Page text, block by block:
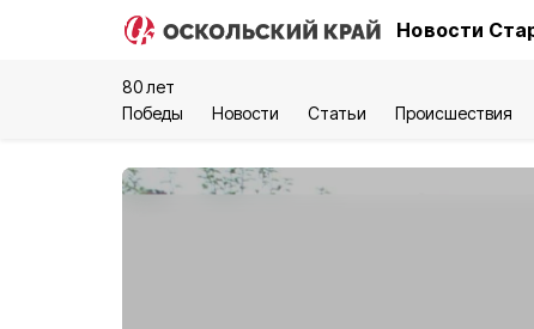
Новости
80 лет
Победы
Новости Статьи Происшествия